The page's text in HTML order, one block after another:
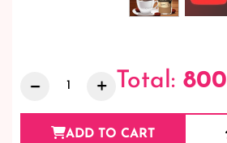
Total: 800
ADD TO CART